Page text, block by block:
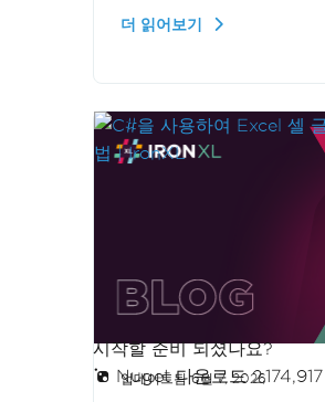
더 읽어보기
업데이트됨6월 7, 2026
시작할 준비 되셨나요?
Nuget 다운로드 2,174,917